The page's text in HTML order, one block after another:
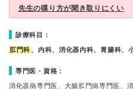
先生の喋り方が聞き取りにくい
診療科目：
肛門科 、内科、消化器内科、胃腸科、
専門医・資格：
消化器病専門医、大腸肛門病専門医、